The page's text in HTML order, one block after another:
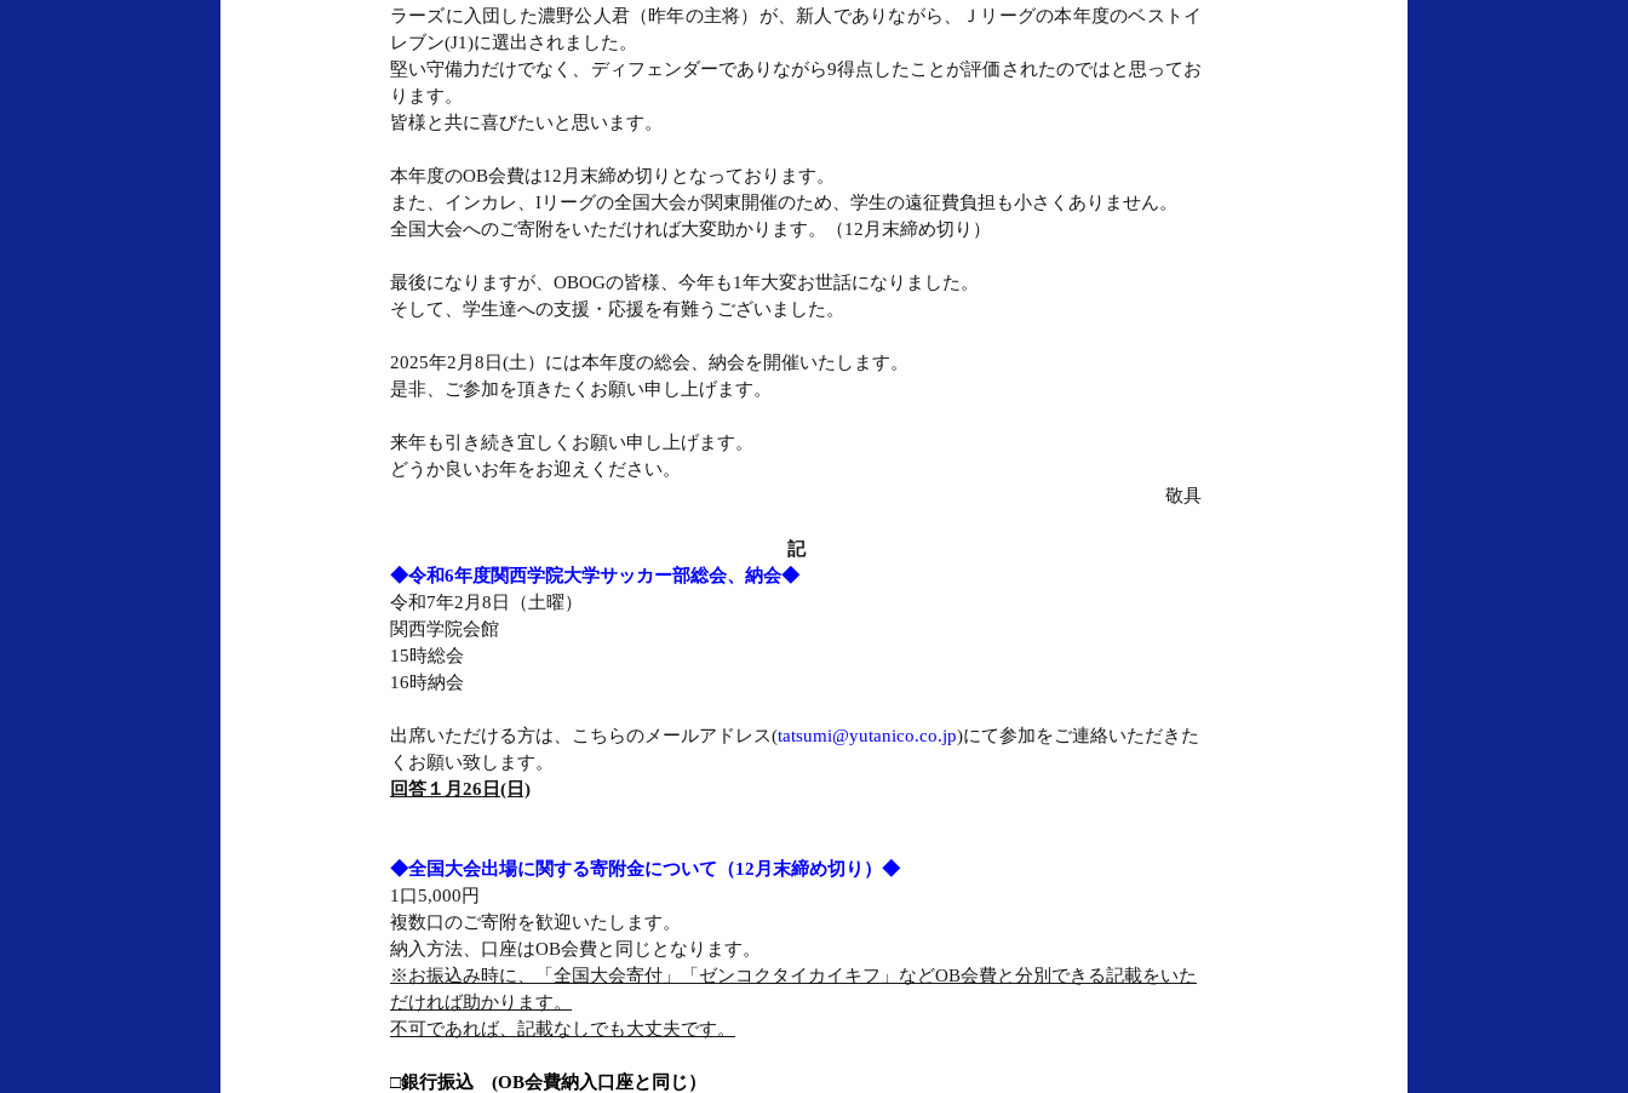
ラーズに入団した濃野公人君（昨年の主将）が、新人でありながら、Ｊリーグの本年度のベストイ
レブン(J1)に選出されました。
堅い守備力だけでなく、ディフェンダーでありながら9得点したことが評価されたのではと思ってお
ります。
皆様と共に喜びたいと思います。
本年度のOB会費は12月末締め切りとなっております。
また、インカレ、Iリーグの全国大会が関東開催のため、学生の遠征費負担も小さくありません。
全国大会へのご寄附をいただければ大変助かります。（12月末締め切り）
最後になりますが、OBOGの皆様、今年も1年大変お世話になりました。
そして、学生達への支援・応援を有難うございました。
2025年2月8日(土）には本年度の総会、納会を開催いたします。
是非、ご参加を頂きたくお願い申し上げます。
来年も引き続き宜しくお願い申し上げます。
どうか良いお年をお迎えください。
敬具
記
◆令和6年度関西学院大学サッカー部総会、納会◆
令和7年2月8日（土曜）
関西学院会館
15時総会
16時納会
出席いただける方は、こちらのメールアドレス(tatsumi@yutanico.co.jp)にて参加をご連絡いただきた
くお願い致します。
回答１月26日(日)
◆全国大会出場に関する寄附金について（12月末締め切り）◆
1口5,000円
複数口のご寄附を歓迎いたします。
納入方法、口座はOB会費と同じとなります。
※お振込み時に、「全国大会寄付」「ゼンコクタイカイキフ」などOB会費と分別できる記載をいた
だければ助かります。
不可であれば、記載なしでも大丈夫です。
□銀行振込　(OB会費納入口座と同じ）